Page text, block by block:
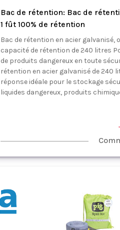
Bac de rétention: Bac de
1 fût 100% de rétention
Bac de rétention en acier galvanisé,
capacité de rétention de 240 litres
de produits dangereux en toute
rétention en acier galvanisé de 240
réponse idéale pour le stockage
liquides dangereux, produits